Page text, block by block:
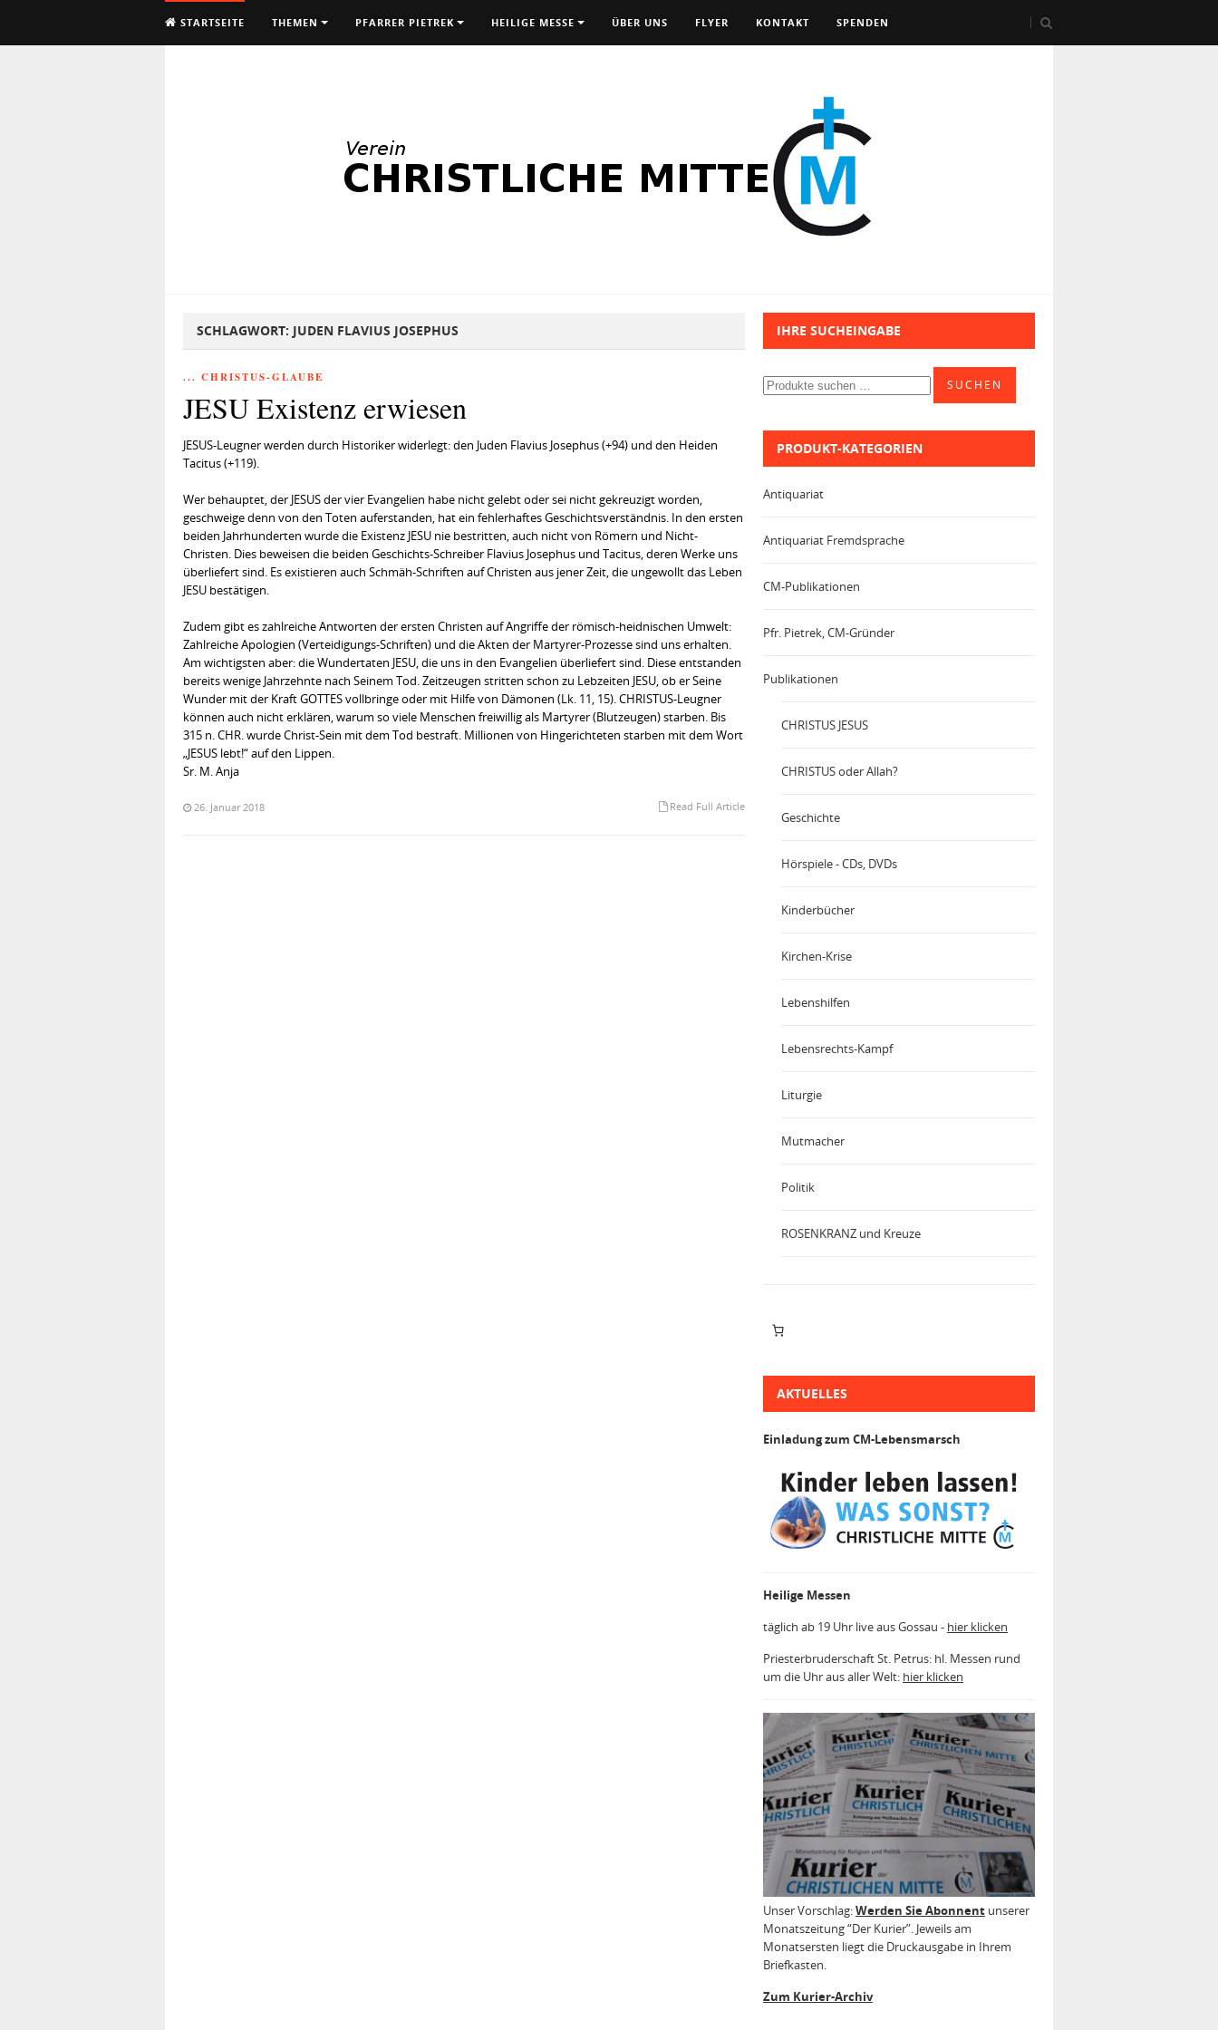
STARTSEITE THEMEN PFARRER PIETREK HEILIGE MESSE ÜBER UNS FLYER KONTAKT SPENDEN
SCHLAGWORT: JUDEN FLAVIUS JOSEPHUS
... CHRISTUS-GLAUBE
JESU Existenz erwiesen
JESUS-Leugner werden durch Historiker widerlegt: den Juden Flavius Josephus (+94) und den Heiden
Tacitus (+119).
Wer behauptet, der JESUS der vier Evangelien habe nicht gelebt oder sei nicht gekreuzigt worden,
geschweige denn von den Toten auferstanden, hat ein fehlerhaftes Geschichtsverständnis. In den ersten
beiden Jahrhunderten wurde die Existenz JESU nie bestritten, auch nicht von Römern und Nicht-
Christen. Dies beweisen die beiden Geschichts-Schreiber Flavius Josephus und Tacitus, deren Werke uns
überliefert sind. Es existieren auch Schmäh-Schriften auf Christen aus jener Zeit, die ungewollt das Leben
JESU bestätigen.
Zudem gibt es zahlreiche Antworten der ersten Christen auf Angriffe der römisch-heidnischen Umwelt:
Zahlreiche Apologien (Verteidigungs-Schriften) und die Akten der Martyrer-Prozesse sind uns erhalten.
Am wichtigsten aber: die Wundertaten JESU, die uns in den Evangelien überliefert sind. Diese entstanden
bereits wenige Jahrzehnte nach Seinem Tod. Zeitzeugen stritten schon zu Lebzeiten JESU, ob er Seine
Wunder mit der Kraft GOTTES vollbringe oder mit Hilfe von Dämonen (Lk. 11, 15). CHRISTUS-Leugner
können auch nicht erklären, warum so viele Menschen freiwillig als Martyrer (Blutzeugen) starben. Bis
315 n. CHR. wurde Christ-Sein mit dem Tod bestraft. Millionen von Hingerichteten starben mit dem Wort
„JESUS lebt!“ auf den Lippen.
Sr. M. Anja
Read Full Article
26. Januar 2018
IHRE SUCHEINGABE
Suchen
nach:
SUCHEN
PRODUKT-KATEGORIEN
Antiquariat
Antiquariat Fremdsprache
CM-Publikationen
Pfr. Pietrek, CM-Gründer
Publikationen
CHRISTUS JESUS
CHRISTUS oder Allah?
Geschichte
Hörspiele - CDs, DVDs
Kinderbücher
Kirchen-Krise
Lebenshilfen
Lebensrechts-Kampf
Liturgie
Mutmacher
Politik
ROSENKRANZ und Kreuze
AKTUELLES
Einladung zum CM-Lebensmarsch
Heilige Messen
täglich ab 19 Uhr live aus Gossau - hier klicken
Priesterbruderschaft St. Petrus: hl. Messen rund
um die Uhr aus aller Welt: hier klicken
Unser Vorschlag:Werden Sie Abonnent unserer
Monatszeitung “Der Kurier”. Jeweils am
Monatsersten liegt die Druckausgabe in Ihrem
Briefkasten.
Zum Kurier-Archiv